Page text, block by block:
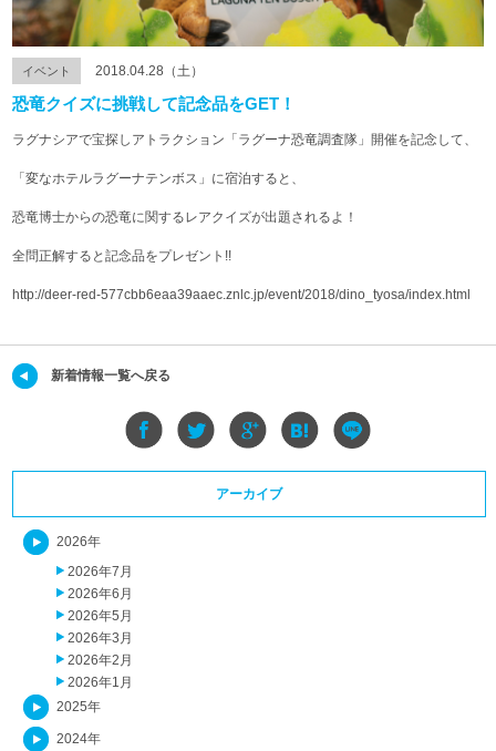
イベント 2018.04.28（土）
恐竜クイズに挑戦して記念品をGET！
ラグナシアで宝探しアトラクション「ラグーナ恐竜調査隊」開催を記念して、
「変なホテルラグーナテンボス」に宿泊すると、
恐竜博士からの恐竜に関するレアクイズが出題されるよ！
全問正解すると記念品をプレゼント!!
http://deer-red-577cbb6eaa39aaec.znlc.jp/event/2018/dino_tyosa/index.html
新着情報一覧へ戻る
アーカイブ
2026年
2026年7月
2026年6月
2026年5月
2026年3月
2026年2月
2026年1月
2025年
2024年